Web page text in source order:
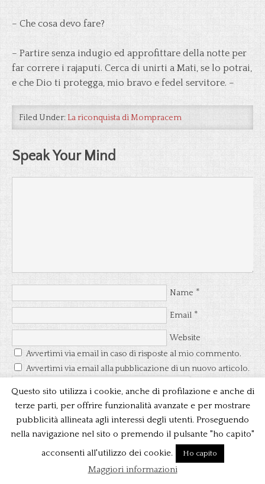
– Che cosa devo fare?
– Partire senza indugio ed approfittare della notte per
far correre i rajaputi. Cerca di unirti a Mati, se lo potrai,
e che Dio ti protegga, mio bravo e fedel servitore. –
Filed Under:La riconquista di Mompracem
Speak Your Mind
Name *
Email *
Website
Avvertimi via email in caso di risposte al mio commento.
Avvertimi via email alla pubblicazione di un nuovo articolo.
Questo sito utilizza Akismet per ridurre lo spam.
Scopri come vengono elaborati i dati derivati dai
Questo sito utilizza i cookie, anche di profilazione e anche di
terze parti, per offrire funzionalità avanzate e per mostrare
pubblicità allineata agli interessi degli utenti. Proseguendo
nella navigazione nel sito o premendo il pulsante "ho capito"
acconsenti all'utilizzo dei cookie.
Ho capito
Maggiori informazioni